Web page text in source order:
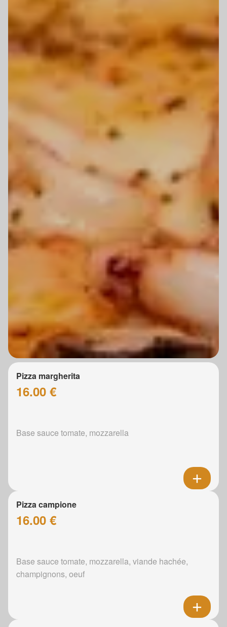
Pizza margherita
16.00 €
Base sauce tomate, mozzarella
Pizza campione
16.00 €
Base sauce tomate, mozzarella, viande hachée,
champignons, oeuf